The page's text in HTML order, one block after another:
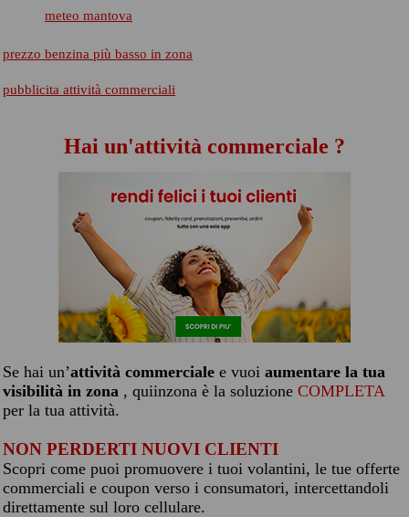
meteo mantova
prezzo benzina più basso in zona
pubblicita attività commerciali
Hai un'attività commerciale ?
Se hai un’attività commerciale e vuoi aumentare la tua
visibilità in zona , quiinzona è la soluzione COMPLETA
per la tua attività.
NON PERDERTI NUOVI CLIENTI
Scopri come puoi promuovere i tuoi volantini, le tue offerte
commerciali e coupon verso i consumatori, intercettandoli
direttamente sul loro cellulare.